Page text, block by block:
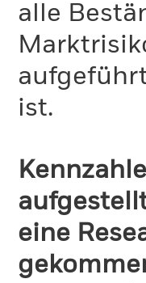
alle
ist.
eine